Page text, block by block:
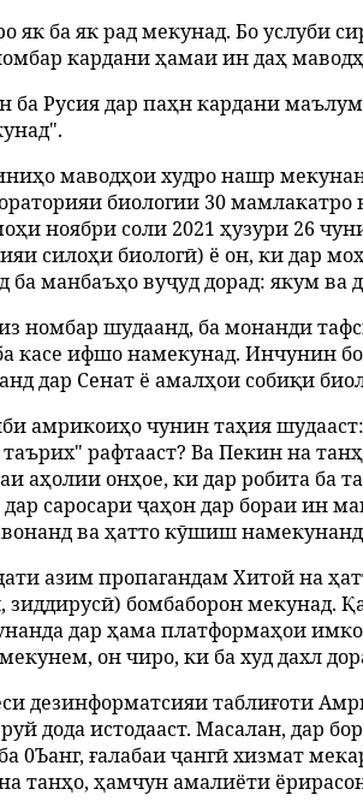
як ба як рад мекунад. Бо услуби
кардани ҳамаи ин даҳ
ба Русия дар паҳн кардани
маводҳои худро нашр
биологии 30
ноябри соли 2021 ҳузури 26
силоҳи биологӣ) ё он, ки дар
ба манбаъҳо вуҷуд дорад: якум
номбар шудаанд, ба монанди
касе ифшо намекунад. Инчунин
дар Сенат ё амалҳои собиқи
амрикоиҳо чунин таҳия
рафтааст? Ва Пекин на
аҳолии онҳое, ки дар робита ба
саросари ҷаҳон дар бораи ин
ва ҳатто кӯшиш
азим пропагандам Хитой на
бомбаборон мекунад.
дар ҳама платформаҳои
он чиро, ки ба худ дахл
дезинформатсияи таблиғоти
дода истодааст. Масалан, дар
0Ъанг, ғалабаи ҷангӣ хизмат
танҳо, ҳамчун амалиёти